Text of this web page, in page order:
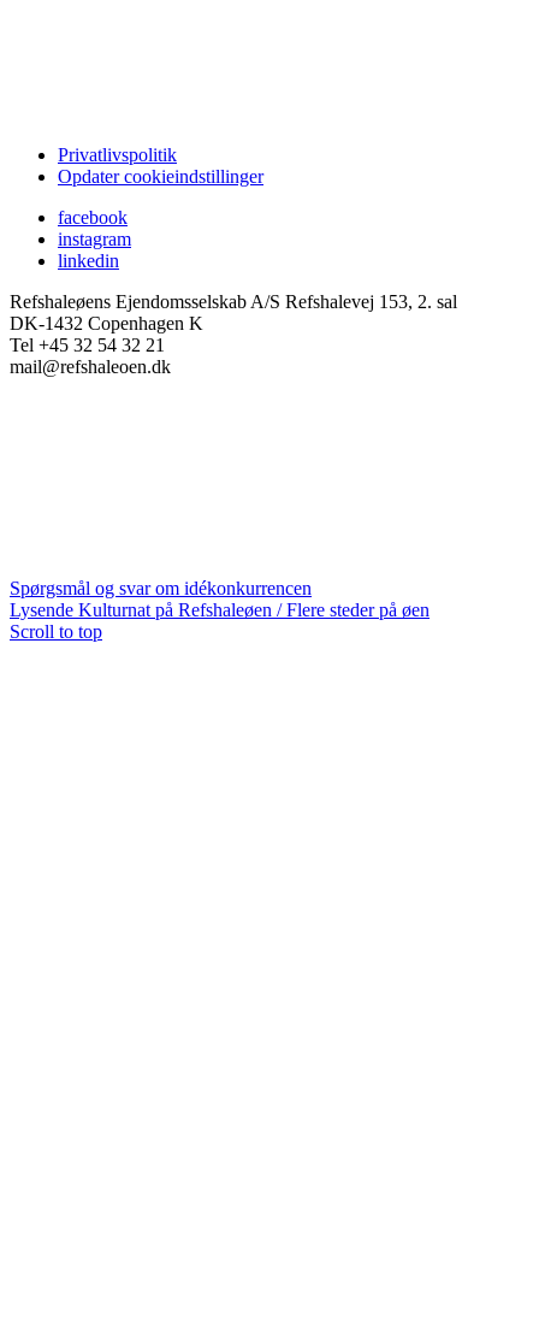
Privatlivspolitik
Opdater cookieindstillinger
facebook
instagram
linkedin
Refshaleøens Ejendomsselskab A/S Refshalevej 153, 2. sal
DK-1432 Copenhagen K
Tel +45 32 54 32 21
mail@refshaleoen.dk
Spørgsmål og svar om idékonkurrencen
Lysende Kulturnat på Refshaleøen / Flere steder på øen
Scroll to top